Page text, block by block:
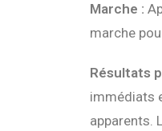
Marche :
marche
Résultats
immédiats
apparents.